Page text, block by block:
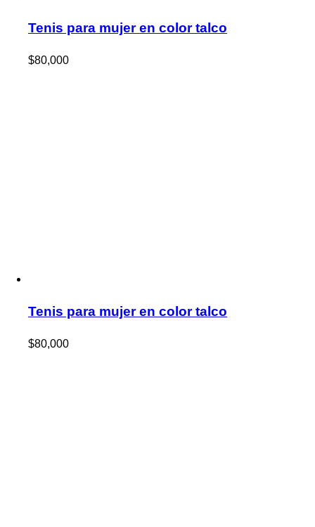
Tenis para mujer en color talco
$80,000
Tenis para mujer en color talco
$80,000